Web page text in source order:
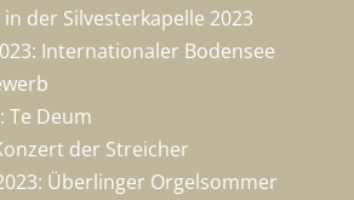
der Silvesterkapelle 2023
Internationaler Bodensee
Te Deum
der Streicher
Überlinger Orgelsommer